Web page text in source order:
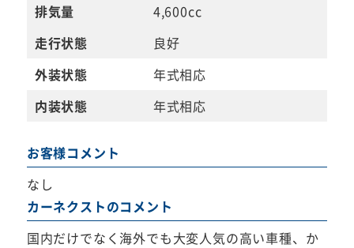
排気量
4,600cc
走行状態
良好
外装状態
年式相応
内装状態
年式相応
お客様コメント
なし
カーネクストのコメント
国内だけでなく海外でも大変人気の高い車種、か